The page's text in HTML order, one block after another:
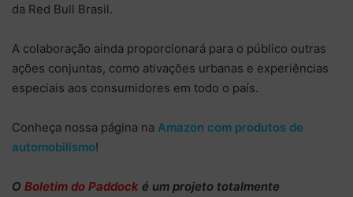
da Red Bull Brasil.
A colaboração ainda proporcionará para o público outras
ações conjuntas, como ativações urbanas e experiências
especiais aos consumidores em todo o país.
Conheça nossa página na Amazon com produtos de
automobilismo!
O Boletim do Paddock é um projeto totalmente